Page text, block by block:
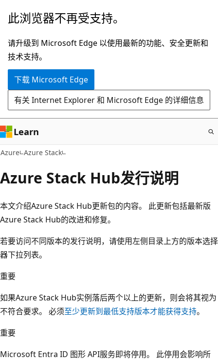
跳
主
要
内
此浏览器不再受支持。
请升级到 Microsoft Edge 以使用最新的功能、安全更新和
技术支持。
下载 Microsoft Edge
有关 Internet Explorer 和 Microsoft Edge 的详细信息
Learn
Azure Azure Stack
Azure Stack Hub发行说明
本文介绍Azure Stack Hub更新包的内容。 此更新包括最新版
Azure Stack Hub的改进和修复。
若要访问不同版本的发行说明，请使用左侧目录上方的版本选择
器下拉列表。
重要
如果Azure Stack Hub实例落后两个以上的更新，则会将其视为
不符合要求。 必须至少更新到最低支持版本才能获得支持。
重要
Microsoft Entra ID 图形 API服务即将停用。 此停用会影响所